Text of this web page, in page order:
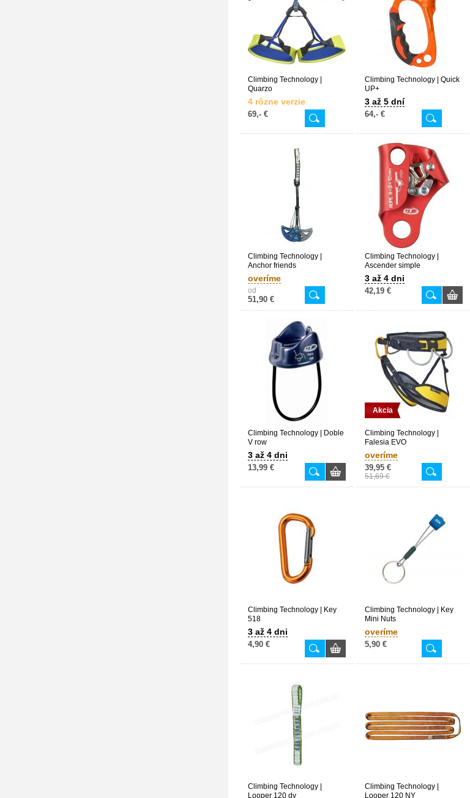
Climbing Technology |
Quarzo
4 rôzne verzie
69,- €
Climbing Technology | Quick
UP+
3 až 5 dní
64,- €
Climbing Technology |
Anchor friends
overíme
od
51,90 €
Climbing Technology |
Ascender simple
3 až 4 dni
42,19 €
Climbing Technology | Doble
V row
3 až 4 dni
13,99 €
Akcia
Climbing Technology |
Falesia EVO
overíme
39,95 €
51,69 €
Climbing Technology | Key
518
3 až 4 dni
4,90 €
Climbing Technology | Key
Mini Nuts
overíme
5,90 €
Climbing Technology |
Looper 120 dy
Climbing Technology |
Looper 120 NY